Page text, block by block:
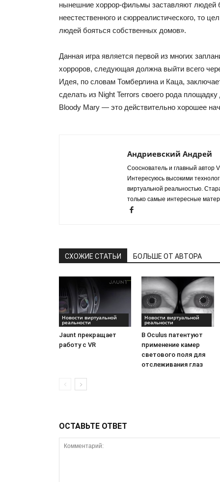
нынешние хоррор-фильмы заставляют людей
неестественного и сюрреалистического, то
людей бояться собственных домов».
Данная игра является первой из многих
хорроров, следующая должна выйти всего
Идея, по словам Томберлина и Каца,
сделать из Night Terrors своего рода
Bloody Mary — это действительно хорошее
Андриевский Андрей
Сооснователь и главный автор
Интересуюсь высокими
виртуальной реальностью.
только самые интересные
СХОЖИЕ СТАТЬИ БОЛЬШЕ ОТ АВТОРА
Новости виртуальной
реальности
Jaunt прекращает
работу с VR
Новости виртуальной
реальности
В Oculus патентуют
применение камер
светового поля для
отслеживания глаз
ОСТАВЬТЕ ОТВЕТ